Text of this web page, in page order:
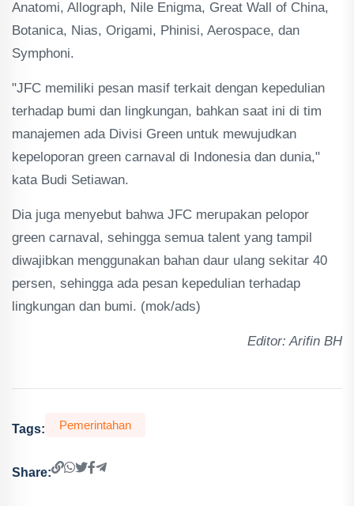
Anatomi, Allograph, Nile Enigma, Great Wall of China,
Botanica, Nias, Origami, Phinisi, Aerospace, dan
Symphoni.
"JFC memiliki pesan masif terkait dengan kepedulian
terhadap bumi dan lingkungan, bahkan saat ini di tim
manajemen ada Divisi Green untuk mewujudkan
kepeloporan green carnaval di Indonesia dan dunia,"
kata Budi Setiawan.
Dia juga menyebut bahwa JFC merupakan pelopor
green carnaval, sehingga semua talent yang tampil
diwajibkan menggunakan bahan daur ulang sekitar 40
persen, sehingga ada pesan kepedulian terhadap
lingkungan dan bumi. (mok/ads)
Editor: Arifin BH
Tags: Pemerintahan
Share: